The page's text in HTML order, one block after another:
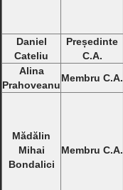
Daniel
Cateliu
Președinte
C.A.
Alina
Prahoveanu
Membru C.A.
Mădălin
Mihai
Bondalici
Membru C.A.